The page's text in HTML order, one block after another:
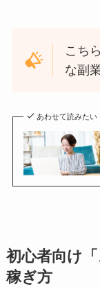
こち
な副
あわせて読みたい
初心者向け
稼ぎ方